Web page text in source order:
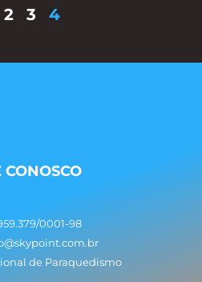
2 3 4
CONOSCO
0001-98
de Paraquedismo